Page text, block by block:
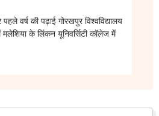
वर्ष की पढ़ाई गोरखपुर विश्वविद्यालय
के लिंकन यूनिवर्सिटी कॉलेज में